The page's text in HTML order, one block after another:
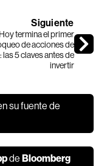
Siguiente
Hoy termina el primer
de acciones de
las 5 claves antes de
invertir
su fuente de
de Bloomberg